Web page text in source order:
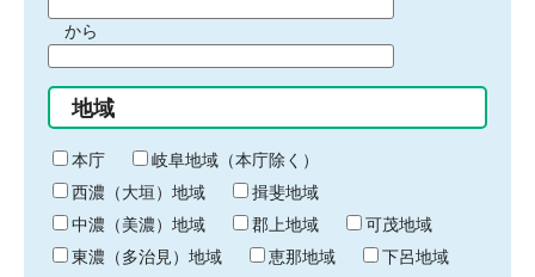
間
始
り
から
間
終
わ
り
地域
本庁
岐阜地域（本庁除く）
西濃（大垣）地域
揖斐地域
中濃（美濃）地域
郡上地域
可茂地域
東濃（多治見）地域
恵那地域
下呂地域